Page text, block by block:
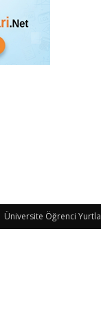
Üniversite Öğrenci